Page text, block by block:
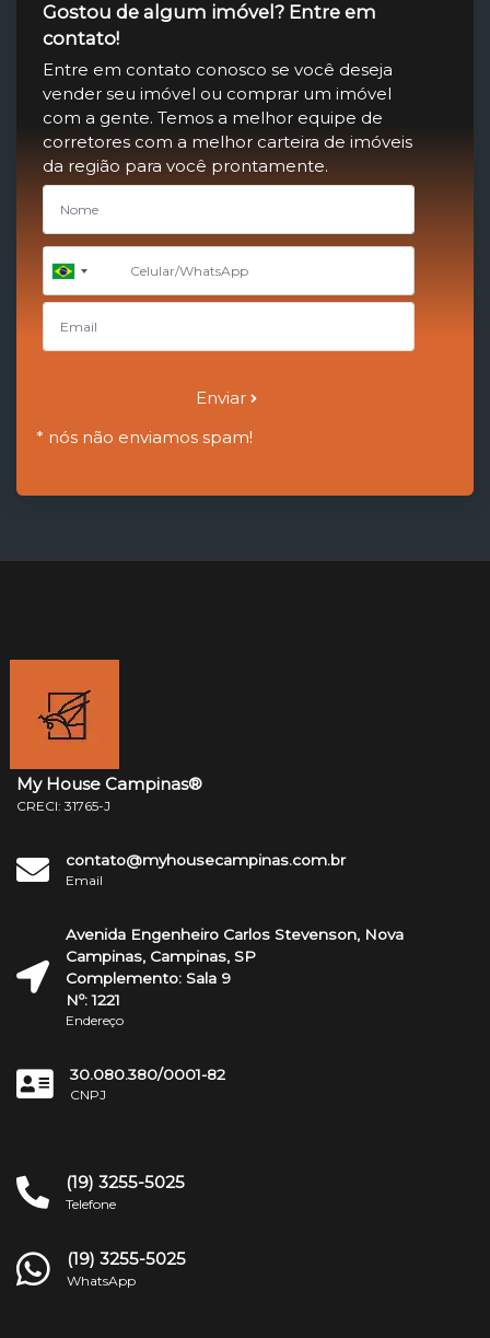
Gostou de algum imóvel? Entre em
contato!
Entre em contato conosco se você deseja
vender seu imóvel ou comprar um imóvel
com a gente. Temos a melhor equipe de
corretores com a melhor carteira de imóveis
da região para você prontamente.
Brazil
+55
Enviar
* nós não enviamos spam!
My House Campinas®
CRECI: 31765-J
contato@myhousecampinas.com.br
Email
Avenida Engenheiro Carlos Stevenson, Nova
Campinas, Campinas, SP
Complemento: Sala 9
Nº: 1221
Endereço
30.080.380/0001-82
CNPJ
(19) 3255-5025
Telefone
(19) 3255-5025
WhatsApp